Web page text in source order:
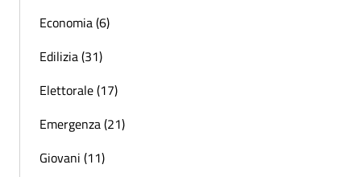
Economia (6)
Edilizia (31)
Elettorale (17)
Emergenza (21)
Giovani (11)